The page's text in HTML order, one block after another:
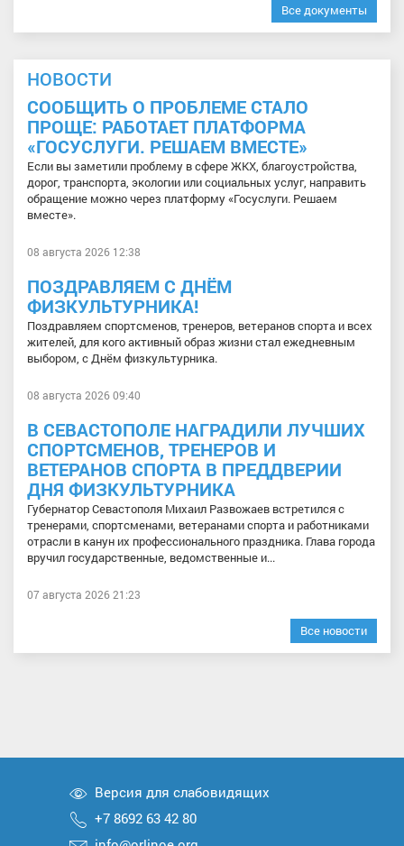
Все документы
НОВОСТИ
СООБЩИТЬ О ПРОБЛЕМЕ СТАЛО
ПРОЩЕ: РАБОТАЕТ ПЛАТФОРМА
«ГОСУСЛУГИ. РЕШАЕМ ВМЕСТЕ»
Если вы заметили проблему в сфере ЖКХ, благоустройства,
дорог, транспорта, экологии или социальных услуг, направить
обращение можно через платформу «Госуслуги. Решаем
вместе».
08 августа 2026 12:38
ПОЗДРАВЛЯЕМ С ДНЁМ
ФИЗКУЛЬТУРНИКА!
Поздравляем спортсменов, тренеров, ветеранов спорта и всех
жителей, для кого активный образ жизни стал ежедневным
выбором, с Днём физкультурника.
08 августа 2026 09:40
В СЕВАСТОПОЛЕ НАГРАДИЛИ ЛУЧШИХ
СПОРТСМЕНОВ, ТРЕНЕРОВ И
ВЕТЕРАНОВ СПОРТА В ПРЕДДВЕРИИ
ДНЯ ФИЗКУЛЬТУРНИКА
Губернатор Севастополя Михаил Развожаев встретился с
тренерами, спортсменами, ветеранами спорта и работниками
отрасли в канун их профессионального праздника. Глава города
вручил государственные, ведомственные и...
07 августа 2026 21:23
Все новости
Версия для слабовидящих
+7 8692 63 42 80